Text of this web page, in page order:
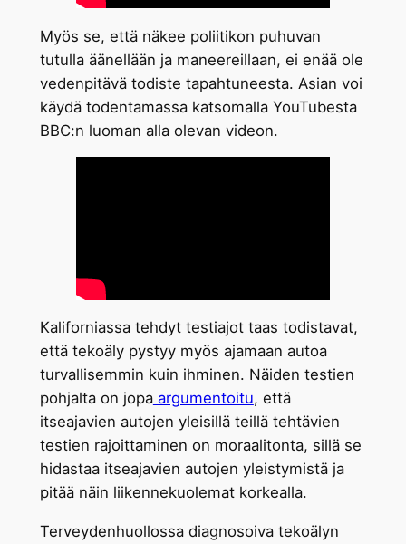
Myös se, että näkee poliitikon puhuvan
tutulla äänellään ja maneereillaan, ei enää ole
vedenpitävä todiste tapahtuneesta. Asian voi
käydä todentamassa katsomalla YouTubesta
BBC:n luoman alla olevan videon.
Kaliforniassa tehdyt testiajot taas todistavat,
että tekoäly pystyy myös ajamaan autoa
turvallisemmin kuin ihminen. Näiden testien
pohjalta on jopaargumentoitu, että
itseajavien autojen yleisillä teillä tehtävien
testien rajoittaminen on moraalitonta, sillä se
hidastaa itseajavien autojen yleistymistä ja
pitää näin liikennekuolemat korkealla.
Terveydenhuollossa diagnosoiva tekoälyn